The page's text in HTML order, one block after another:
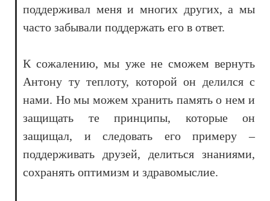
поддерживал меня и многих других, а мы
часто забывали поддержать его в ответ.
К сожалению, мы уже не сможем вернуть
Антону ту теплоту, которой он делился с
нами. Но мы можем хранить память о нем и
защищать те принципы, которые он
защищал, и следовать его примеру –
поддерживать друзей, делиться знаниями,
сохранять оптимизм и здравомыслие.